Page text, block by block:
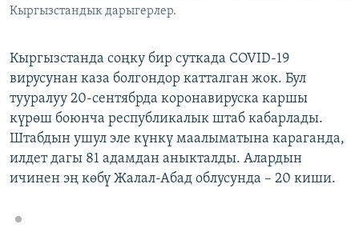
Кыргызстандык дарыгерлер.
Кыргызстанда соңку бир суткада COVID-19
вирусунан каза болгондор катталган жок. Бул
тууралуу 20-сентябрда коронавируска каршы
күрөш боюнча республикалык штаб кабарлады.
Штабдын ушул эле күнкү маалыматына караганда,
илдет дагы 81 адамдан аныкталды. Алардын
ичинен эң көбү Жалал-Абад облусунда – 20 киши.